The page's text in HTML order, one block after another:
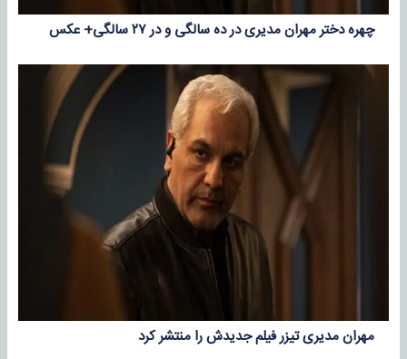
چهره دختر مهران مدیری در ده سالگی و در ۲۷ سالگی+ عکس
مهران مدیری تیزر فیلم جدیدش را منتشر کرد